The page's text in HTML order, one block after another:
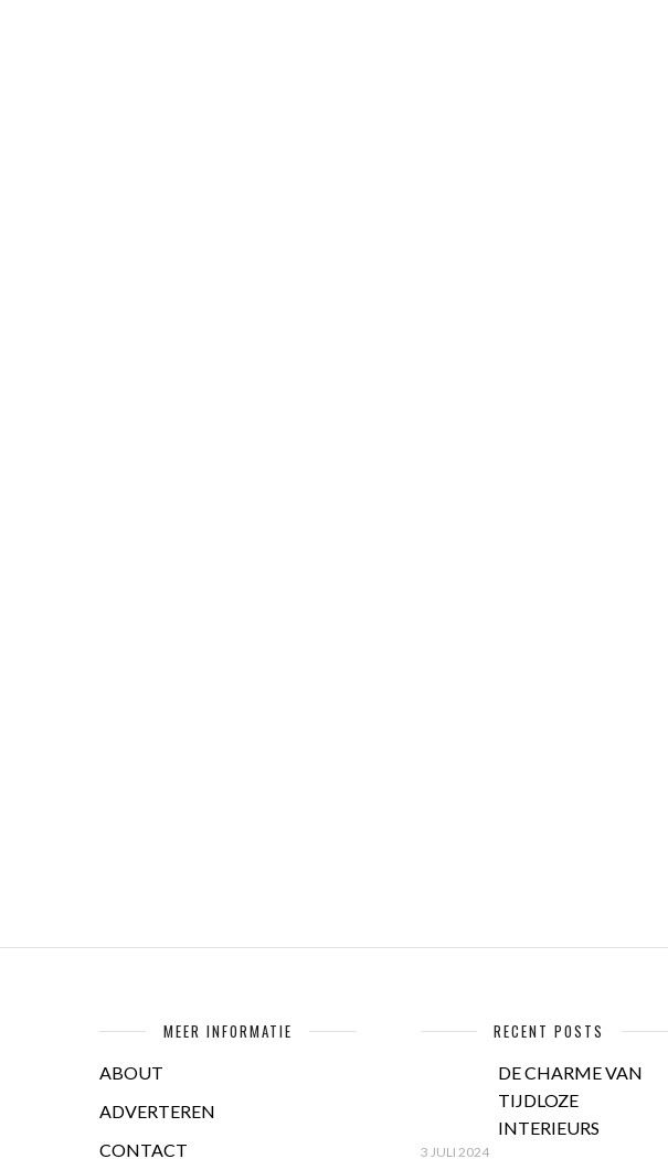
MEER INFORMATIE
ABOUT
ADVERTEREN
CONTACT
RECENT POSTS
DE CHARME VAN
TIJDLOZE
INTERIEURS
3 JULI 2024